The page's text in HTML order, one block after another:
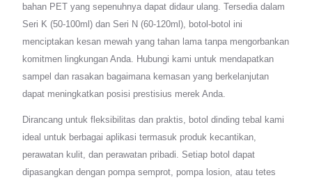
bahan PET yang sepenuhnya dapat didaur ulang. Tersedia dalam
Seri K (50-100ml) dan Seri N (60-120ml), botol-botol ini
menciptakan kesan mewah yang tahan lama tanpa mengorbankan
komitmen lingkungan Anda. Hubungi kami untuk mendapatkan
sampel dan rasakan bagaimana kemasan yang berkelanjutan
dapat meningkatkan posisi prestisius merek Anda.
Dirancang untuk fleksibilitas dan praktis, botol dinding tebal kami
ideal untuk berbagai aplikasi termasuk produk kecantikan,
perawatan kulit, dan perawatan pribadi. Setiap botol dapat
dipasangkan dengan pompa semprot, pompa losion, atau tetes